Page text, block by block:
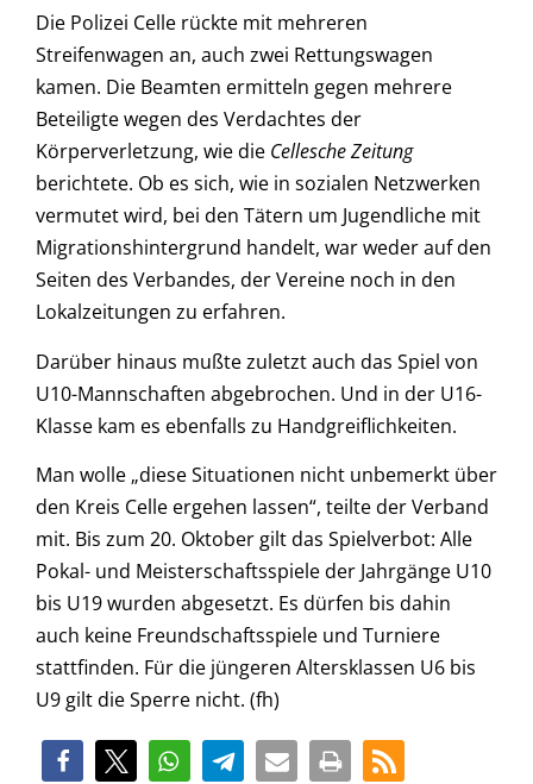
Die Polizei Celle rückte mit mehreren
Streifenwagen an, auch zwei Rettungswagen
kamen. Die Beamten ermitteln gegen mehrere
Beteiligte wegen des Verdachtes der
Körperverletzung, wie die Cellesche Zeitung
berichtete. Ob es sich, wie in sozialen Netzwerken
vermutet wird, bei den Tätern um Jugendliche mit
Migrationshintergrund handelt, war weder auf den
Seiten des Verbandes, der Vereine noch in den
Lokalzeitungen zu erfahren.
Darüber hinaus mußte zuletzt auch das Spiel von
U10-Mannschaften abgebrochen. Und in der U16-
Klasse kam es ebenfalls zu Handgreiflichkeiten.
Man wolle „diese Situationen nicht unbemerkt über
den Kreis Celle ergehen lassen“, teilte der Verband
mit. Bis zum 20. Oktober gilt das Spielverbot: Alle
Pokal- und Meisterschaftsspiele der Jahrgänge U10
bis U19 wurden abgesetzt. Es dürfen bis dahin
auch keine Freundschaftsspiele und Turniere
stattfinden. Für die jüngeren Altersklassen U6 bis
U9 gilt die Sperre nicht. (fh)